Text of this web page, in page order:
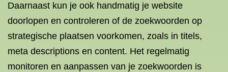
Daarnaast kun je ook handmatig je website
doorlopen en controleren of de zoekwoorden op
strategische plaatsen voorkomen, zoals in titels,
meta descriptions en content. Het regelmatig
monitoren en aanpassen van je zoekwoorden is